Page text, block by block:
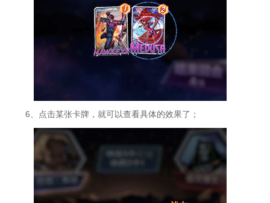
6、点击某张卡牌，就可以查看具体的效果了；